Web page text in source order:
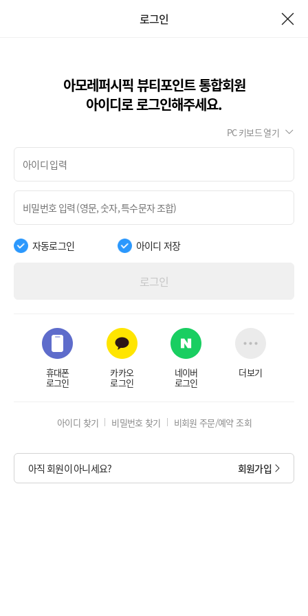
로그인
아모레퍼시픽 뷰티포인트 통합회원
아이디로 로그인해주세요.
PC 키보드 열기
자동로그인 아이디 저장
로그인
휴대폰
로그인
카카오
로그인
네이버
로그인
더보기
아이디 찾기 비밀번호 찾기 비회원 주문/예약 조회
아직 회원이 아니세요? 회원가입